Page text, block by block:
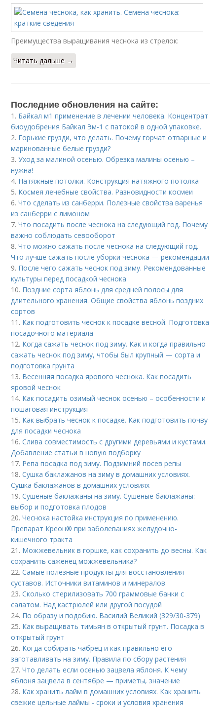
Преимущества выращивания чеснока из стрелок:
Читать дальше →
Последние обновления на сайте:
1. Байкал м1 применение в лечении человека. Концентрат
биоудобрения Байкал Эм-1 с патокой в одной упаковке.
2. Горькие грузди, что делать. Почему горчат отварные и
маринованные белые грузди?
3.Уход за малиной осенью. Обрезка малины осенью –
нужна!
4. Натяжные потолки. Конструкция натяжного потолка
5. Космея лечебные свойства. Разновидности космеи
6.Что сделать из санберри. Полезные свойства варенья
из санберри с лимоном
7.Что посадить после чеснока на следующий год. Почему
важно соблюдать севооборот
8.Что можно сажать после чеснока на следующий год.
Что лучше сажать после уборки чеснока — рекомендации
9. После чего сажать чеснок под зиму. Рекомендованные
культуры перед посадкой чеснока
10. Поздние сорта яблонь для средней полосы для
длительного хранения. Общие свойства яблонь поздних
сортов
11. Как подготовить чеснок к посадке весной. Подготовка
посадочного материала
12. Когда сажать чеснок под зиму. Как и когда правильно
сажать чеснок под зиму, чтобы был крупный — сорта и
подготовка грунта
13. Весенняя посадка ярового чеснока. Как посадить
яровой чеснок
14. Как посадить озимый чеснок осенью – особенности и
пошаговая инструкция
15. Как выбрать чеснок к посадке. Как подготовить почву
для посадки чеснока
16.Слива совместимость с другими деревьями и кустами.
Добавление статьи в новую подборку
17. Репа посадка под зиму. Подзимний посев репы
18.Сушка баклажанов на зиму в домашних условиях.
Сушка баклажанов в домашних условиях
19.Сушеные баклажаны на зиму. Сушеные баклажаны:
выбор и подготовка плодов
20.Чеснока настойка инструкция по применению.
Препарат Креон® при заболеваниях желудочно-
кишечного тракта
21. Можжевельник в горшке, как сохранить до весны. Как
сохранить саженец можжевельника?
22.Самые полезные продукты для восстановления
суставов. Источники витаминов и минералов
23.Сколько стерилизовать 700 граммовые банки с
салатом. Над кастрюлей или другой посудой
24. По образу и подобию. Василий Великий (329/30-379)
25. Как выращивать тимьян в открытый грунт. Посадка в
открытый грунт
26. Когда собирать чабрец и как правильно его
заготавливать на зиму. Правила по сбору растения
27.Что делать если осенью зацвела яблоня. К чему
яблоня зацвела в сентябре — приметы, значение
28. Как хранить лайм в домашних условиях. Как хранить
свежие цельные лаймы - сроки и условия хранения